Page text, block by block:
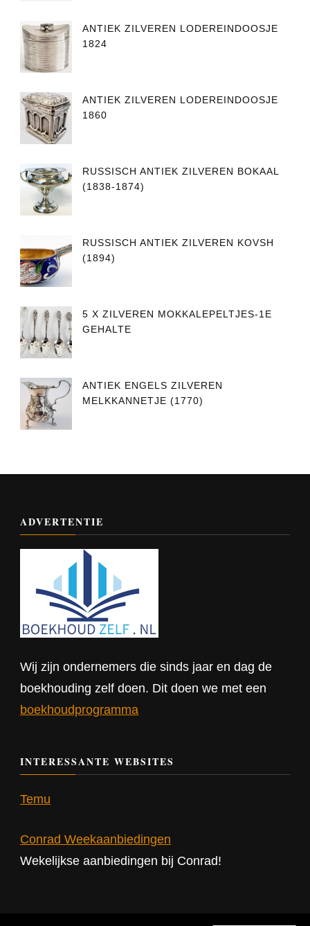
ANTIEK ZILVEREN LODEREINDOOSJE
1824
ANTIEK ZILVEREN LODEREINDOOSJE
1860
RUSSISCH ANTIEK ZILVEREN BOKAAL
(1838-1874)
RUSSISCH ANTIEK ZILVEREN KOVSH
(1894)
5 X ZILVEREN MOKKALEPELTJES-1E
GEHALTE
ANTIEK ENGELS ZILVEREN
MELKKANNETJE (1770)
ADVERTENTIE
Wij zijn ondernemers die sinds jaar en dag de
boekhouding zelf doen. Dit doen we met een
boekhoudprogramma
INTERESSANTE WEBSITES
Temu
Conrad Weekaanbiedingen
Wekelijkse aanbiedingen bij Conrad!